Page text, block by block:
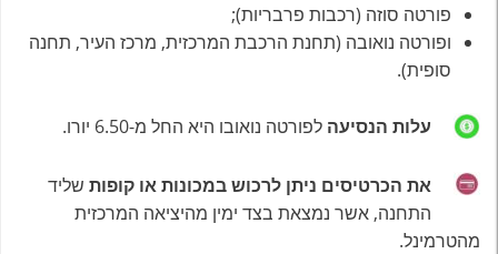
פורטה סוזה (רכבות פרבריות);
ופורטה נואובה (תחנת הרכבת המרכזית, מרכז העיר, תחנה
סופית).
עלות הנסיעה לפורטה נואובו היא החל מ-6.50 יורו.
את הכרטיסים ניתן לרכוש במכונות או קופות שליד
התחנה, אשר נמצאת בצד ימין מהיציאה המרכזית
מהטרמינל.